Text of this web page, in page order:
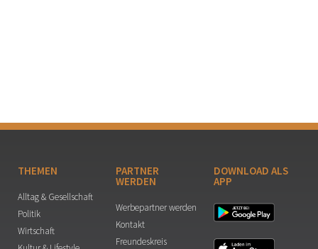
THEMEN
Alltag & Gesellschaft
Politik
Wirtschaft
PARTNER
WERDEN
Werbepartner werden
Kontakt
Freundeskreis
DOWNLOAD ALS
APP